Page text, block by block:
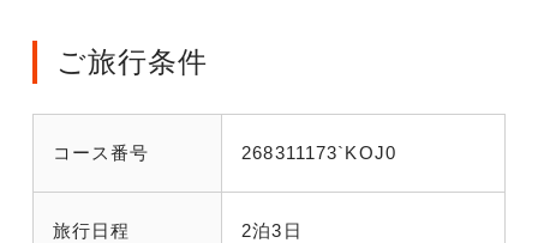
ご旅行条件
コース番号 268311173`KOJ0
旅行日程 2泊3日